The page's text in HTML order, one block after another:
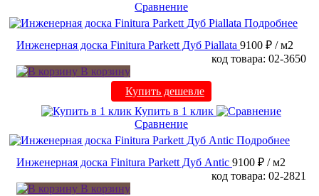
Сравнение
Подробнее
Инженерная доска Finitura Parkett Дуб Piallata 9100 ₽ / м2
код товара: 02-3650
В корзину
Купить дешевле
Купить в 1 клик
Сравнение
Подробнее
Инженерная доска Finitura Parkett Дуб Antic 9100 ₽ / м2
код товара: 02-2821
В корзину